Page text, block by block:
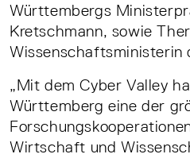
Württembergs
Kretschmann, sowie
Wissenschaftsministerin
„Mit dem Cyber Valley
Württemberg eine der
Wirtschaft und